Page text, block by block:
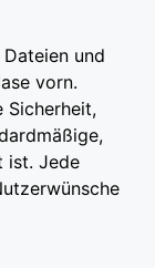
und
vorn.
Sicherheit,
ist. Jede